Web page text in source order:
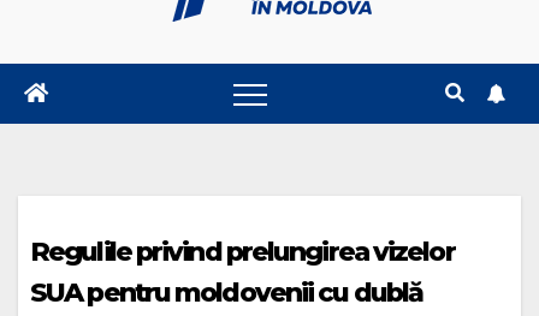
Regulile privind prelungirea vizelor
SUA pentru moldovenii cu dublă